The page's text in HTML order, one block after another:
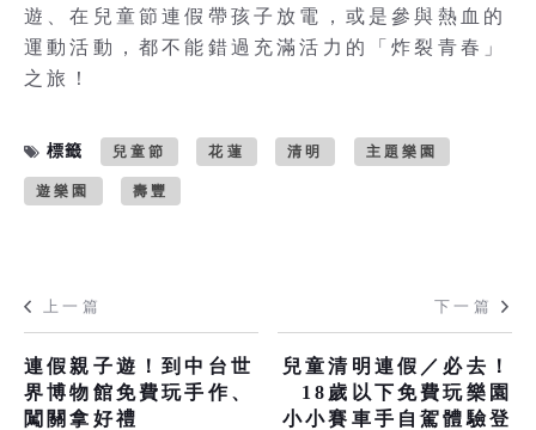
遊、在兒童節連假帶孩子放電，或是參與熱血的
運動活動，都不能錯過充滿活力的「炸裂青春」
之旅！
標籤 兒童節 花蓮 清明 主題樂園
遊樂園 壽豐
上一篇
連假親子遊！到中台世
界博物館免費玩手作、
闖關拿好禮
下一篇
兒童清明連假／必去！
18歲以下免費玩樂園
小小賽車手自駕體驗登